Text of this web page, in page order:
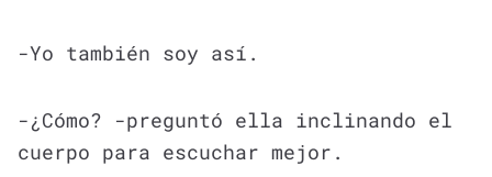
-Yo también soy así.
-¿Cómo? -preguntó ella inclinando el
cuerpo para escuchar mejor.